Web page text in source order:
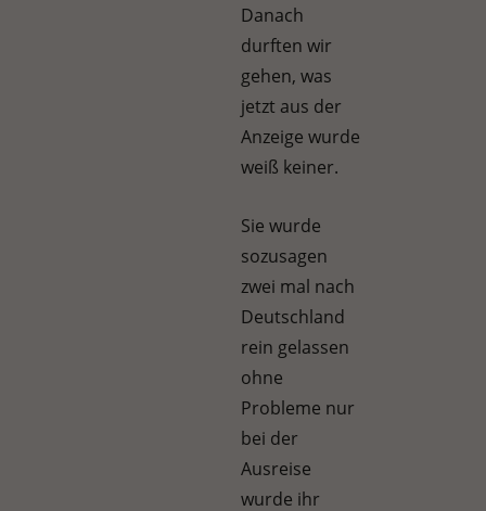
Danach
durften wir
gehen, was
jetzt aus der
Anzeige wurde
weiß keiner.
Sie wurde
sozusagen
zwei mal nach
Deutschland
rein gelassen
ohne
Probleme nur
bei der
Ausreise
wurde ihr